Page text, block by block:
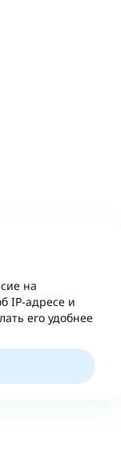
на
IP-адресе и
его удобнее